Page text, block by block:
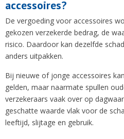
accessoires?
De vergoeding voor accessoires
gekozen verzekerde bedrag, de
risico. Daardoor kan dezelfde
anders uitpakken.
Bij nieuwe of jonge accessoires
gelden, maar naarmate spullen
verzekeraars vaak over op
geschatte waarde vlak voor de
leeftijd, slijtage en gebruik.